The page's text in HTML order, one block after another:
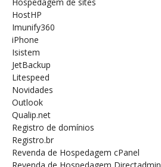
Hospedagem de sites
HostHP
Imunify360
iPhone
Isistem
JetBackup
Litespeed
Novidades
Outlook
Qualip.net
Registro de domínios
Registro.br
Revenda de Hospedagem cPanel